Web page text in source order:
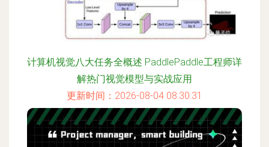
计算机视觉八大任务全概述 PaddlePaddle工程师详
解热门视觉模型与实战应用
更新时间：2026-08-04 08:30:31